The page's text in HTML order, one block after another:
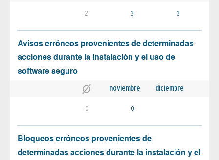
2 3 3
Avisos erróneos provenientes de determinadas
acciones durante la instalación y el uso de
software seguro
noviembre diciembre
0 0
Bloqueos erróneos provenientes de
determinadas acciones durante la instalación y el